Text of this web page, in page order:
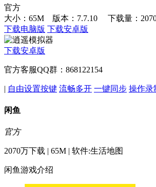
官方
大小：65M 版本：7.7.10
下载量：
下载电脑版 下载安卓版
下载安卓版
官方客服QQ群：868122154
| 自由设置按键 流畅多开 一键同步 操作录
闲鱼
官方
2070万下载 | 65M | 软件:生活地图
闲鱼游戏介绍